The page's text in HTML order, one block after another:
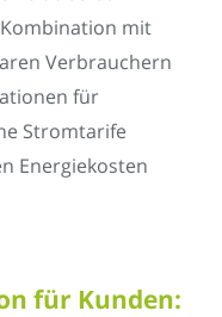
mit
Verbrauchern
für
Stromtarife
Energiekosten
für Kunden: